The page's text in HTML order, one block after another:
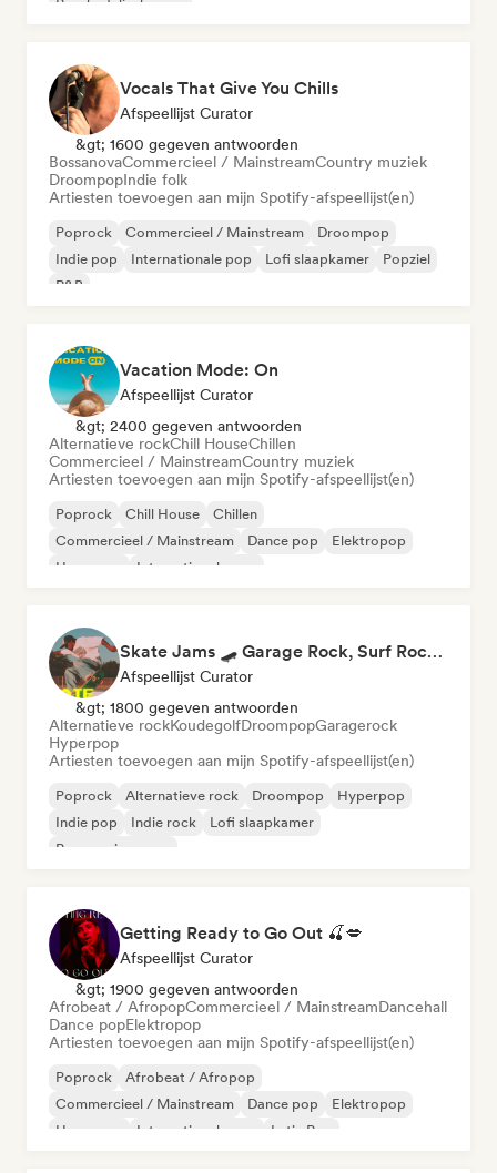
Psychedelische pop
Vocals That Give You Chills
Afspeellijst Curator
&gt; 1600 gegeven antwoorden
BossanovaCommercieel / MainstreamCountry muziek
DroompopIndie folk
Artiesten toevoegen aan mijn Spotify-afspeellijst(en)
Poprock Commercieel / Mainstream
Droompop
Indie pop
Internationale pop Lofi slaapkamer
Popziel
R&B
Vacation Mode: On
Afspeellijst Curator
&gt; 2400 gegeven antwoorden
Alternatieve rockChill HouseChillen
Commercieel / MainstreamCountry muziek
Artiesten toevoegen aan mijn Spotify-afspeellijst(en)
Poprock Chill House
Chillen
Commercieel / Mainstream
Dance pop
Elektropop
Hyperpop
Internationale pop
Skate Jams 🛹 Garage Rock, Surf Rock & Neo-Psych
Afspeellijst Curator
&gt; 1800 gegeven antwoorden
Alternatieve rockKoudegolfDroompopGaragerock
Hyperpop
Artiesten toevoegen aan mijn Spotify-afspeellijst(en)
Poprock Alternatieve rock Droompop
Hyperpop
Indie pop
Indie rock
Lofi slaapkamer
Progressieve pop
Getting Ready to Go Out 🍒💋
Afspeellijst Curator
&gt; 1900 gegeven antwoorden
Afrobeat / AfropopCommercieel / MainstreamDancehall
Dance popElektropop
Artiesten toevoegen aan mijn Spotify-afspeellijst(en)
Poprock
Afrobeat / Afropop
Commercieel / Mainstream
Dance pop
Elektropop
Hyperpop
Internationale pop Latin Pop